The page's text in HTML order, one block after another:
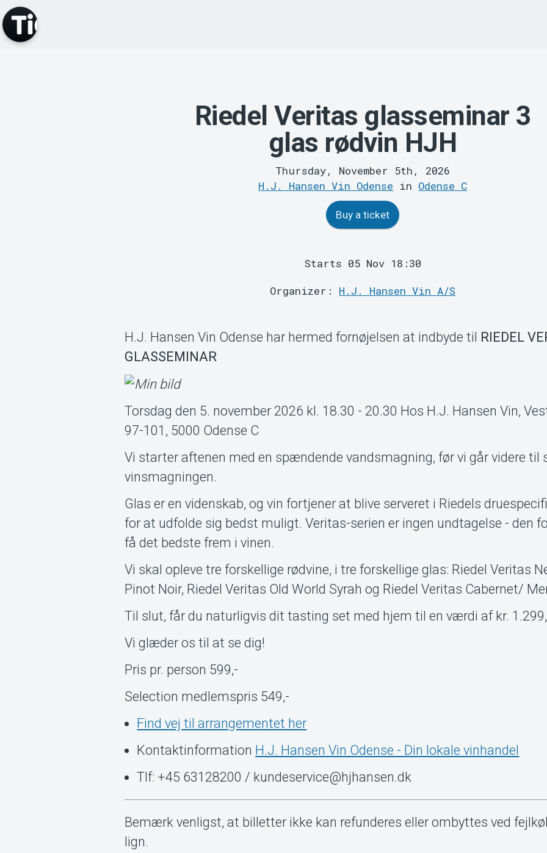
Riedel Veritas glasseminar 3
glas rødvin HJH
Thursday, November 5th, 2026
H.J. Hansen Vin Odense in Odense C
Buy a ticket
Starts 05 Nov 18:30
Organizer: H.J. Hansen Vin A/S
H.J. Hansen Vin Odense har hermed fornøjelsen at indbyde til RIEDEL
GLASSEMINAR
Torsdag den 5. november 2026 kl. 18.30 - 20.30 Hos H.J. Hansen Vin,
97-101, 5000 Odense C
Vi starter aftenen med en spændende vandsmagning, før vi går videre til
vinsmagningen.
Glas er en videnskab, og vin fortjener at blive serveret i Riedels
for at udfolde sig bedst muligt. Veritas-serien er ingen undtagelse - den
få det bedste frem i vinen.
Vi skal opleve tre forskellige rødvine, i tre forskellige glas: Riedel Veritas
Pinot Noir, Riedel Veritas Old World Syrah og Riedel Veritas Cabernet/
Til slut, får du naturligvis dit tasting set med hjem til en værdi af kr.
Vi glæder os til at se dig!
Pris pr. person 599,-
Selection medlemspris 549,-
Find vej til arrangementet her
Kontaktinformation H.J. Hansen Vin Odense - Din lokale vinhandel
Tlf: +45 63128200 / kundeservice@hjhansen.dk
Bemærk venligst, at billetter ikke kan refunderes eller ombyttes ved
lign.